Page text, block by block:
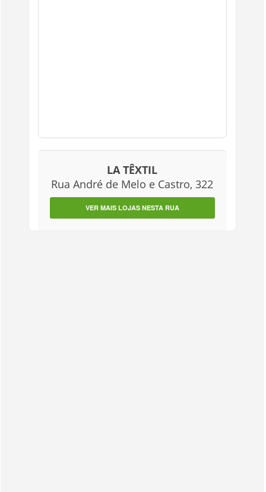
LA TÊXTIL
Rua André de Melo e Castro, 322
VER MAIS LOJAS NESTA RUA